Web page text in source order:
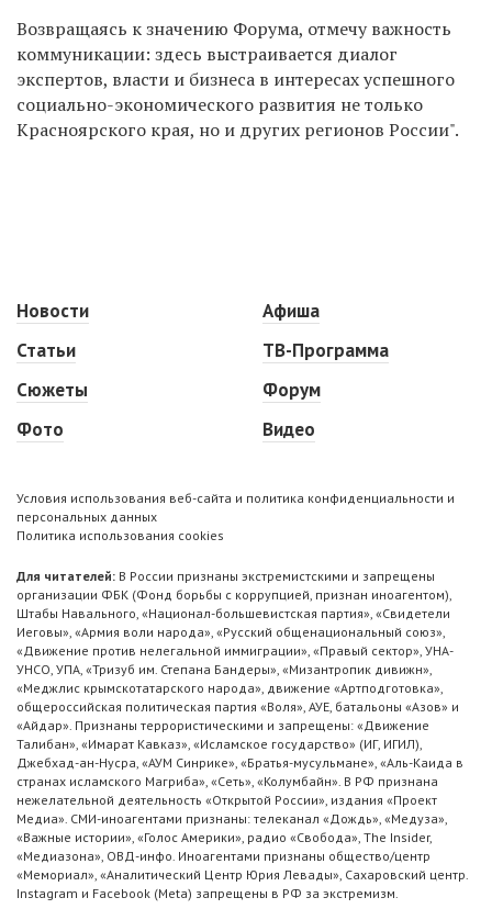
Возвращаясь к значению Форума, отмечу важность
коммуникации: здесь выстраивается диалог
экспертов, власти и бизнеса в интересах успешного
социально-экономического развития не только
Красноярского края, но и других регионов России".
Новости
Статьи
Сюжеты
Фото
Афиша
ТВ-Программа
Форум
Видео
Условия использования веб-сайта и политика конфиденциальности и
персональных данных
Политика использования cookies
Для читателей: В России признаны экстремистскими и запрещены
организации ФБК (Фонд борьбы с коррупцией, признан иноагентом),
Штабы Навального, «Национал-большевистская партия», «Свидетели
Иеговы», «Армия воли народа», «Русский общенациональный союз»,
«Движение против нелегальной иммиграции», «Правый сектор», УНА-
УНСО, УПА, «Тризуб им. Степана Бандеры», «Мизантропик дивижн»,
«Меджлис крымскотатарского народа», движение «Артподготовка»,
общероссийская политическая партия «Воля», АУЕ, батальоны «Азов» и
«Айдар». Признаны террористическими и запрещены: «Движение
Талибан», «Имарат Кавказ», «Исламское государство» (ИГ, ИГИЛ),
Джебхад-ан-Нусра, «АУМ Синрике», «Братья-мусульмане», «Аль-Каида в
странах исламского Магриба», «Сеть», «Колумбайн». В РФ признана
нежелательной деятельность «Открытой России», издания «Проект
Медиа». СМИ-иноагентами признаны: телеканал «Дождь», «Медуза»,
«Важные истории», «Голос Америки», радио «Свобода», The Insider,
«Медиазона», ОВД-инфо. Иноагентами признаны общество/центр
«Мемориал», «Аналитический Центр Юрия Левады», Сахаровский центр.
Instagram и Facebook (Metа) запрещены в РФ за экстремизм.